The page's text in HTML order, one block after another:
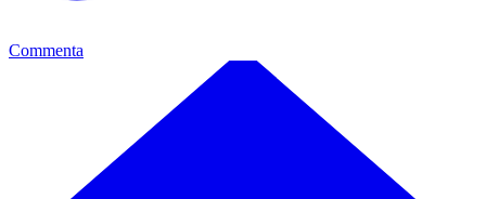
Commenta